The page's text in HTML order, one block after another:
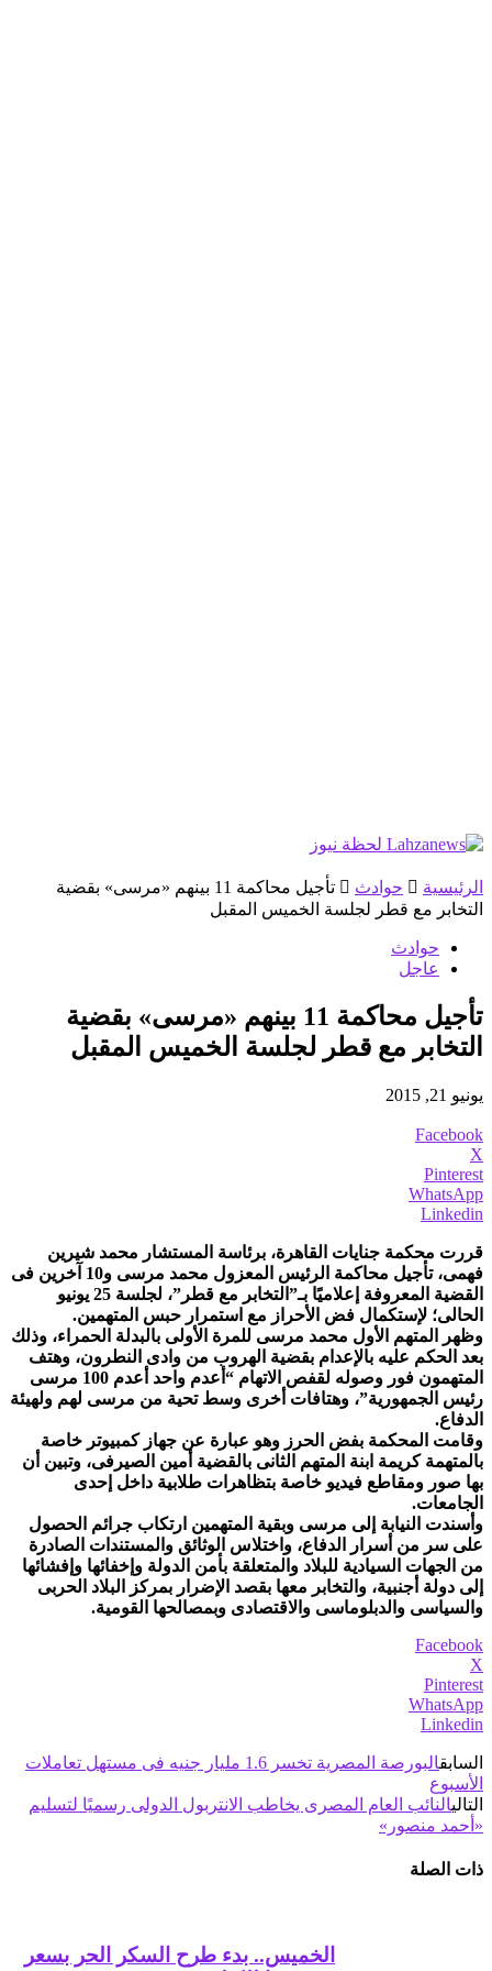
الرئيسية حوادث
تأجيل محاكمة 11 بينهم «مرسى» بقضية
التخابر مع قطر لجلسة الخميس المقبل
حوادث
عاجل
تأجيل محاكمة 11 بينهم «مرسى» بقضية
التخابر مع قطر لجلسة الخميس المقبل
يونيو 21, 2015
Facebook
X
Pinterest
WhatsApp
Linkedin
قررت محكمة جنايات القاهرة، برئاسة المستشار محمد شيرين
فهمى، تأجيل محاكمة الرئيس المعزول محمد مرسى و10 آخرين فى
القضية المعروفة إعلاميًا بـ”التخابر مع قطر”، لجلسة 25 يونيو
الحالى؛ لإستكمال فض الأحراز مع استمرار حبس المتهمين.
وظهر المتهم الأول محمد مرسى للمرة الأولى بالبدلة الحمراء، وذلك
بعد الحكم عليه بالإعدام بقضية الهروب من وادى النطرون، وهتف
المتهمون فور وصوله لقفص الاتهام “أعدم واحد أعدم 100 مرسى
رئيس الجمهورية”، وهتافات أخرى وسط تحية من مرسى لهم ولهيئة
الدفاع.
وقامت المحكمة بفض الحرز وهو عبارة عن جهاز كمبيوتر خاصة
بالمتهمة كريمة ابنة المتهم الثانى بالقضية أمين الصيرفى، وتبين أن
بها صور ومقاطع فيديو خاصة بتظاهرات طلابية داخل إحدى
الجامعات.
وأسندت النيابة إلى مرسى وبقية المتهمين ارتكاب جرائم الحصول
على سر من أسرار الدفاع، واختلاس الوثائق والمستندات الصادرة
من الجهات السيادية للبلاد والمتعلقة بأمن الدولة وإخفائها وإفشائها
إلى دولة أجنبية، والتخابر معها بقصد الإضرار بمركز البلاد الحربى
والسياسى والدبلوماسى والاقتصادى وبمصالحها القومية.
Facebook
X
Pinterest
WhatsApp
Linkedin
السابق
البورصة المصرية تخسر 1.6 مليار جنيه فى مستهل تعاملات
الأسبوع
التاليالنائب العام المصرى يخاطب الانتربول الدولى رسميًا لتسليم
«أحمد منصور»
ذات الصلة
الخميس.. بدء طرح السكر الحر بسعر